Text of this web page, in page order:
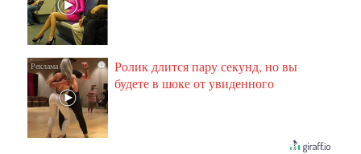
i
Ролик длится пару секунд, но вы
будете в шоке от увиденного